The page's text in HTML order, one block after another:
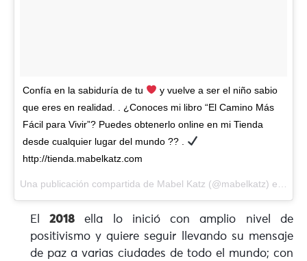
Confía en la sabiduría de tu
y vuelve a ser el niño sabio
que eres en realidad. . ¿Conoces mi libro “El Camino Más
Fácil para Vivir”? Puedes obtenerlo online en mi Tienda
desde cualquier lugar del mundo ?? .
http://tienda.mabelkatz.com
Una publicación compartida de Mabel Katz (@mabelkatz) el
El2018 ella lo inició con amplio nivel de
positivismo y quiere seguir llevando su mensaje
de paz a varias ciudades de todo el mundo; con